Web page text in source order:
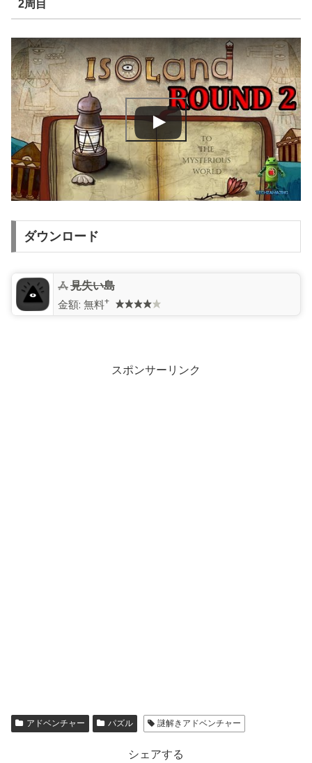
2周目
ダウンロード
見失い島
金額: 無料+
スポンサーリンク
アドベンチャー パズル 謎解きアドベンチャー
シェアする